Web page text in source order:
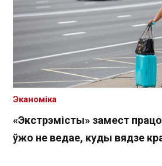
«Экстрэмісты» замест
ўжо не ведае, куды вядзе
Эканоміка